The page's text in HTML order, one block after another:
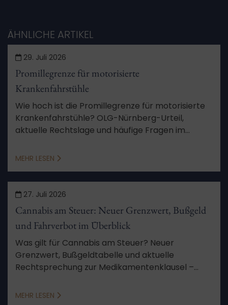
ÄHNLICHE ARTIKEL
29. Juli 2026
Promillegrenze für motorisierte
Krankenfahrstühle
Wie hoch ist die Promillegrenze für motorisierte
Krankenfahrstühle? OLG-Nürnberg-Urteil,
aktuelle Rechtslage und häufige Fragen im
MEHR LESEN
27. Juli 2026
Cannabis am Steuer: Neuer Grenzwert, Bußgeld
und Fahrverbot im Überblick
Was gilt für Cannabis am Steuer? Neuer
Grenzwert, Bußgeldtabelle und aktuelle
Rechtsprechung zur Medikamentenklausel –
MEHR LESEN